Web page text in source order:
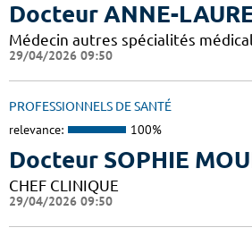
Docteur ANNE-
Médecin autres spécialités
29/04/2026 09:50
PROFESSIONNELS DE SANTÉ
relevance: 100%
Docteur SOPHIE
CHEF CLINIQUE
29/04/2026 09:50